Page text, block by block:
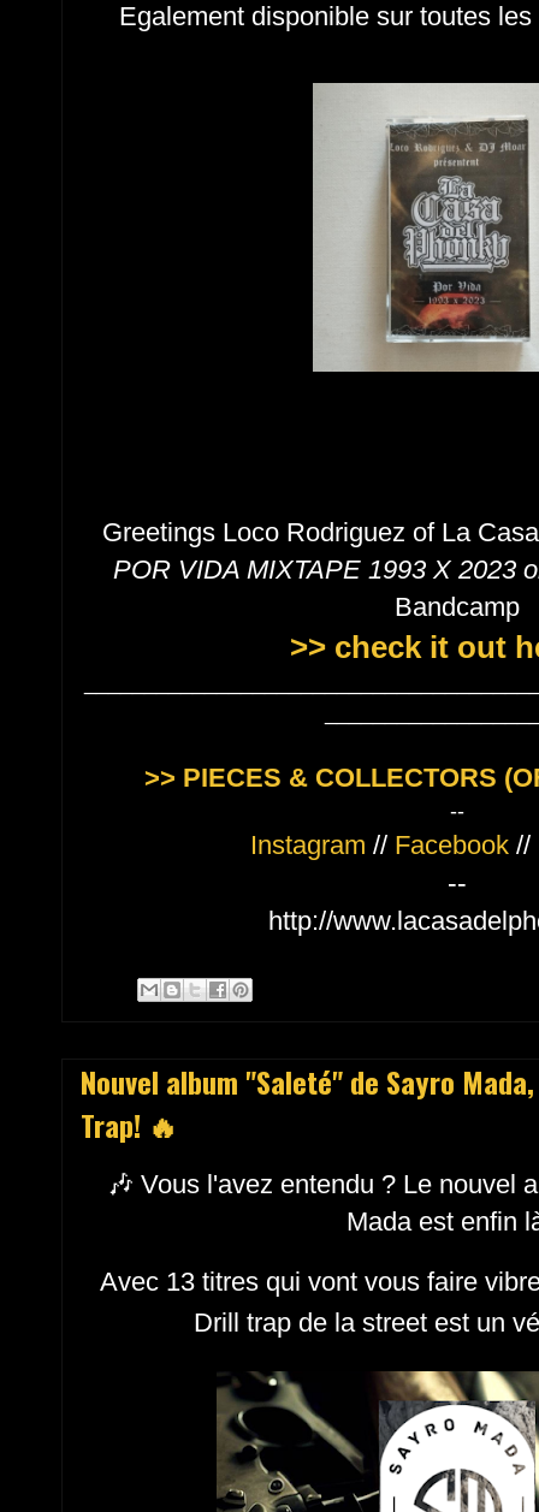
Egalement disponible sur toutes
Greetings Loco Rodriguez of La
POR VIDA MIXTAPE 1993 X 2023
Bandcamp
>> check it out
>> PIECES & COLLECTORS
--
Instagram // Facebook //
--
http://
Nouvel album "Saleté" de Sayro
Trap! 🔥
🎶 Vous l'avez entendu ? Le nouvel
Mada est enfin
Avec 13 titres qui vont vous faire
Drill trap de la street est un